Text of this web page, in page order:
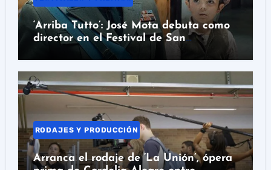
‘Arriba Tutto’: José Mota debuta como
director en el Festival de San
Sebastián
RODAJES Y PRODUCCIÓN
Arranca el rodaje de ‘La Unión’, ópera